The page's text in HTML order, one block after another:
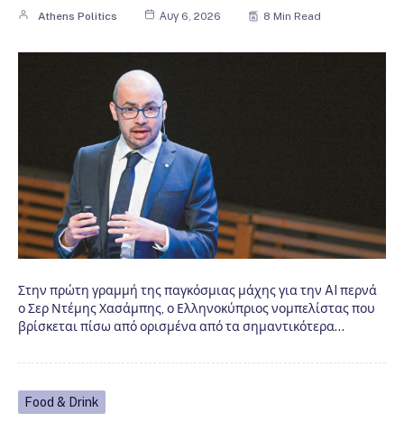
Athens Politics Αυγ 6, 2026 8 Min Read
Στην πρώτη γραμμή της παγκόσμιας μάχης για την AI περνά
ο Σερ Ντέμης Χασάμπης, ο Ελληνοκύπριος νομπελίστας που
βρίσκεται πίσω από ορισμένα από τα σημαντικότερα…
Food & Drink